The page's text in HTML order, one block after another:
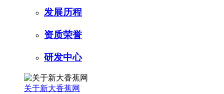
发展历程
资质荣誉
研发中心
关于新大香蕉网